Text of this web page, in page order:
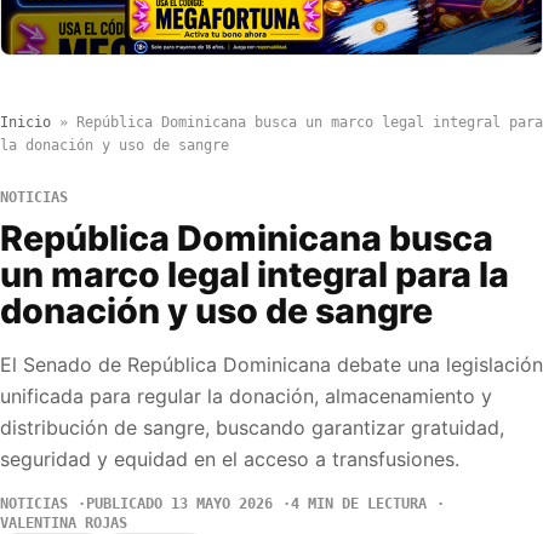
Inicio »
República Dominicana busca un marco legal integral para
la donación y uso de sangre
NOTICIAS
República Dominicana busca
un marco legal integral para la
donación y uso de sangre
El Senado de República Dominicana debate una legislación
unificada para regular la donación, almacenamiento y
distribución de sangre, buscando garantizar gratuidad,
seguridad y equidad en el acceso a transfusiones.
NOTICIAS PUBLICADO 13 MAYO 2026
4 MIN DE LECTURA
VALENTINA ROJAS